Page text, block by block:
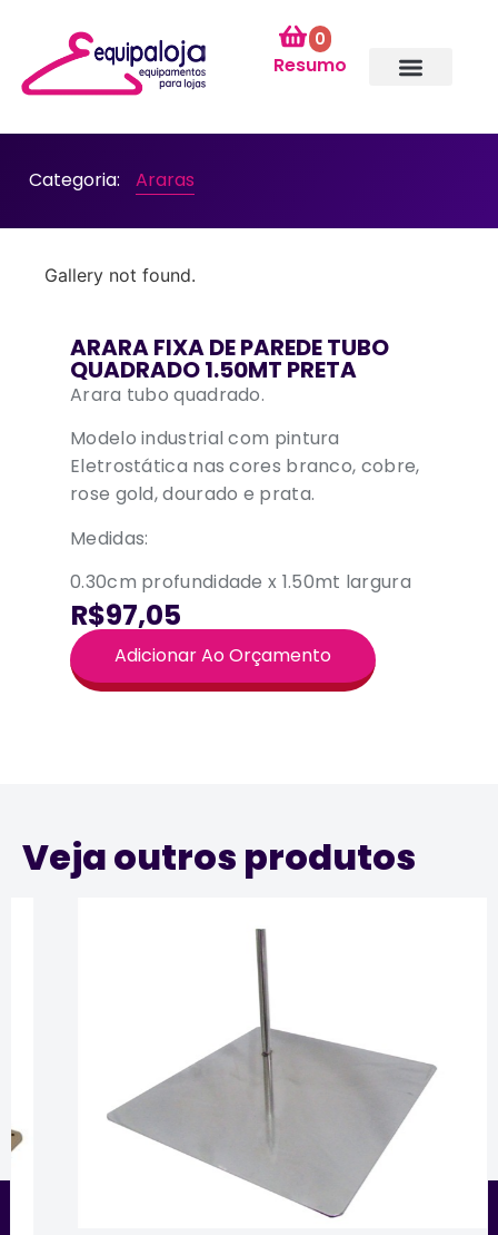
0
Resumo
Categoria: Araras
Gallery not found.
ARARA FIXA DE PAREDE TUBO
QUADRADO 1.50MT PRETA
Arara tubo quadrado.
Modelo industrial com pintura
Eletrostática nas cores branco, cobre,
rose gold, dourado e prata.
Medidas:
0.30cm profundidade x 1.50mt largura
R$97,05
Adicionar Ao Orçamento
Veja outros produtos